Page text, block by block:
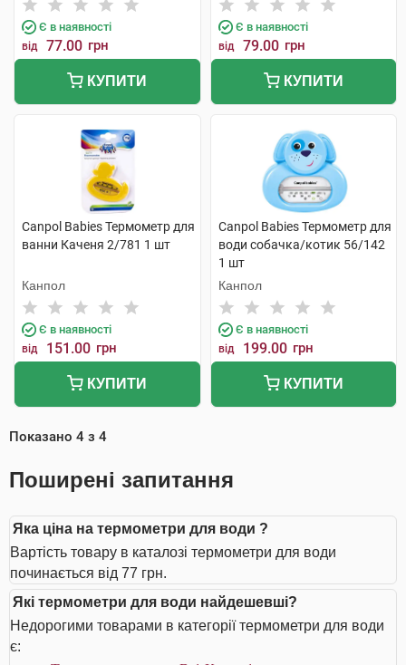
Є в наявності
від 77.00 грн
КУПИТИ
Є в наявності
від 79.00 грн
КУПИТИ
Canpol Babies Термометр для
ванни Каченя 2/781 1 шт
Канпол
Є в наявності
від 151.00 грн
КУПИТИ
Canpol Babies Термометр для
води собачка/котик 56/142
1 шт
Канпол
Є в наявності
від 199.00 грн
КУПИТИ
Показано 4 з 4
Поширені запитання
Яка ціна на термометри для води ?
Вартість товару в каталозі термометри для води
починається від 77 грн.
Які термометри для води найдешевші?
Недорогими товарами в категорії термометри для води
є: